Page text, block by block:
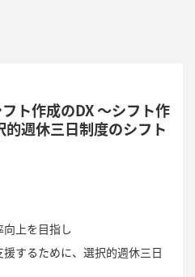
ト作成のDX ～シフト作
週休三日制度のシフト
上を目指し
するために、選択的週休三日